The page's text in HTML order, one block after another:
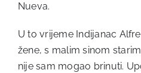
Nueva.
U to vrijeme Indijanac
žene, s malim sinom
nije sam mogao brinuti.